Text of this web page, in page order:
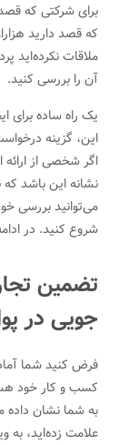
برای شرکتی که
که قصد دارید
ملاقات نکرده‌اید
آن را بررسی کنید.
یک راه ساده برای
این، گزینه
اگر شخصی از
نشانه این باشد
می‌توانید بررسی
شروع کنید. در
تضمین
جویی در
فرض کنید شما
کسب و کار خود
به شما نشان